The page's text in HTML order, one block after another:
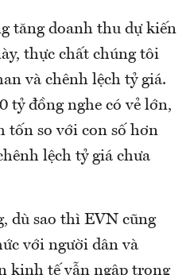
tăng doanh thu dự kiến
thực chất chúng tôi
và chênh lệch tỷ giá.
tỷ đồng nghe có vẻ lớn,
tốn so với con số hơn
lệch tỷ giá chưa
dù sao thì EVN cũng
với người dân và
kinh tế vẫn ngập trong